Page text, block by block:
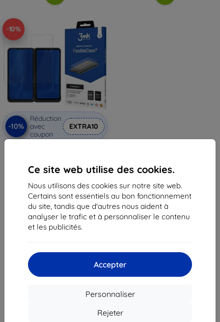
Ce site web utilise des cookies.
Nous utilisons des cookies sur notre site web.
Certains sont essentiels au bon fonctionnement
du site, tandis que d'autres nous aident à
analyser le trafic et à personnaliser le contenu
et les publicités.
Accepter
Personnaliser
Rejeter
-10%
-10%
Réduction
avec
coupon
EXTRA10
11,62 €
En stock 5 pièces
du total